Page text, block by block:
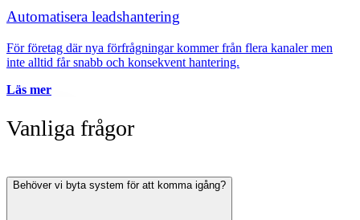
Automatisera leadshantering
För företag där nya förfrågningar kommer från flera kanaler men
inte alltid får snabb och konsekvent hantering.
Läs mer
Vanliga frågor
Behöver vi byta system för att komma igång?